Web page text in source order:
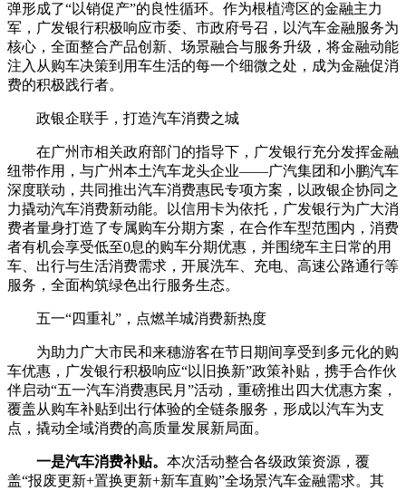
弹形成了“以销促产”的良性循环。作为根植湾区的金融主力
军，广发银行积极响应市委、市政府号召，以汽车金融服务为
核心，全面整合产品创新、场景融合与服务升级，将金融动能
注入从购车决策到用车生活的每一个细微之处，成为金融促消
费的积极践行者。
政银企联手，打造汽车消费之城
在广州市相关政府部门的指导下，广发银行充分发挥金融
纽带作用，与广州本土汽车龙头企业——广汽集团和小鹏汽车
深度联动，共同推出汽车消费惠民专项方案，以政银企协同之
力撬动汽车消费新动能。以信用卡为依托，广发银行为广大消
费者量身打造了专属购车分期方案，在合作车型范围内，消费
者有机会享受低至0息的购车分期优惠，并围绕车主日常的用
车、出行与生活消费需求，开展洗车、充电、高速公路通行等
服务，全面构筑绿色出行服务生态。
五一“四重礼”，点燃羊城消费新热度
为助力广大市民和来穗游客在节日期间享受到多元化的购
车优惠，广发银行积极响应“以旧换新”政策补贴，携手合作伙
伴启动“五一汽车消费惠民月”活动，重磅推出四大优惠方案，
覆盖从购车补贴到出行体验的全链条服务，形成以汽车为支
点，撬动全域消费的高质量发展新局面。
一是汽车消费补贴。 本次活动整合各级政策资源，覆
盖“报废更新+置换更新+新车直购”全场景汽车金融需求。其